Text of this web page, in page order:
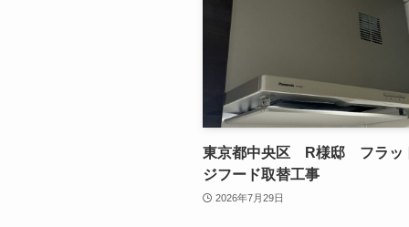
東京都中央区 R様邸 フラッ
ジフード取替工事
2026年7月29日